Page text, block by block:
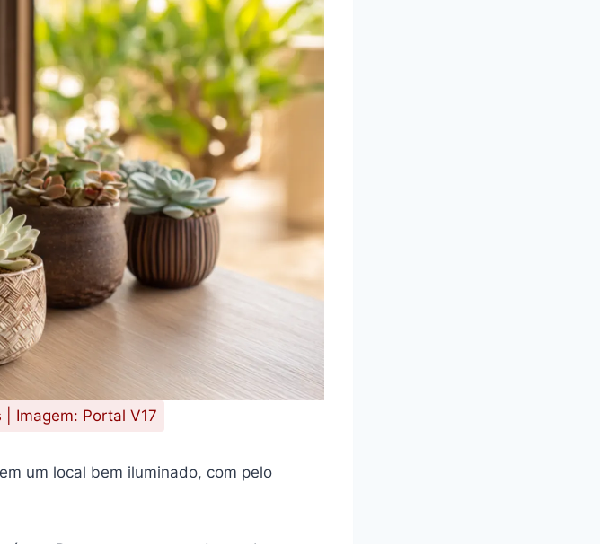
Imagem: Portal V17
um local bem iluminado, com pelo